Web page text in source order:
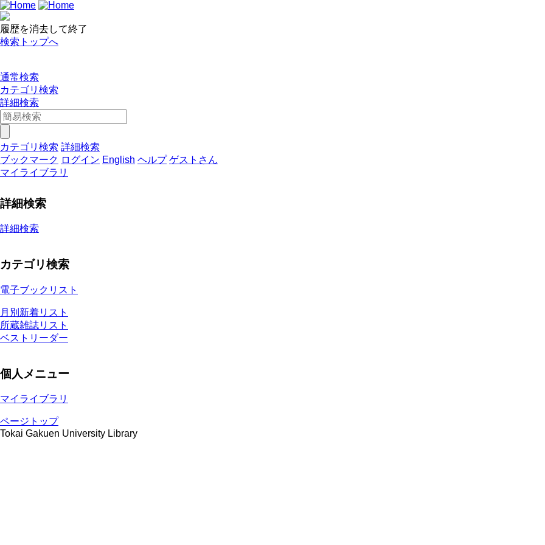
履歴を消去して終了
検索トップへ
通常検索
カテゴリ検索
詳細検索
カテゴリ検索 詳細検索
ブックマーク ログイン English ヘルプ ゲストさん
マイライブラリ
詳細検索
詳細検索
カテゴリ検索
電子ブックリスト
月別新着リスト
所蔵雑誌リスト
ベストリーダー
個人メニュー
マイライブラリ
ページトップ
Tokai Gakuen University Library